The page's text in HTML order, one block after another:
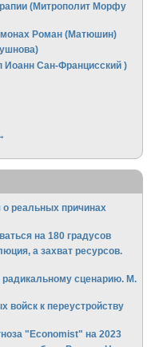
(Митрополит Морфу
Роман (Матюшин)
Иоанн Сан-Францисский )
о реальных причинах
на 180 градусов
а захват ресурсов.
радикальному сценарию. М.
войск к переустройству
"Economist" на 2023